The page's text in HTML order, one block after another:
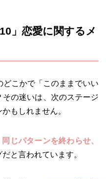
」恋愛に関するメ
こかで「このままでいい
の迷いは、次のステージ
もしれません。
同じパターンを終わらせ、
と言われています。